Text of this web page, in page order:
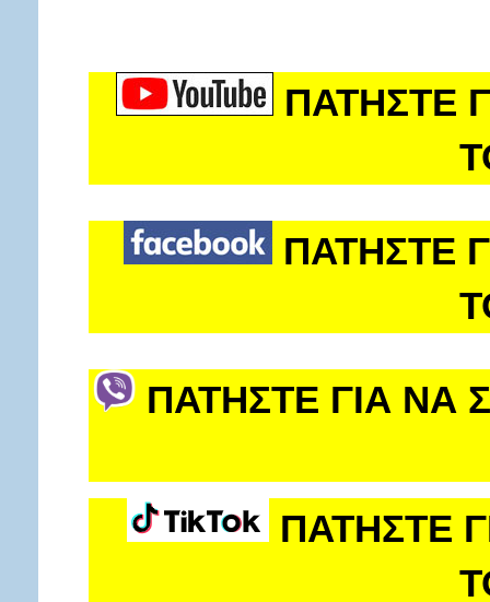
ΠΑΤΗΣΤΕ
ΠΑΤΗΣΤΕ
ΠΑΤΗΣΤΕ ΓΙΑ ΝΑ
ΠΑΤΗΣΤΕ